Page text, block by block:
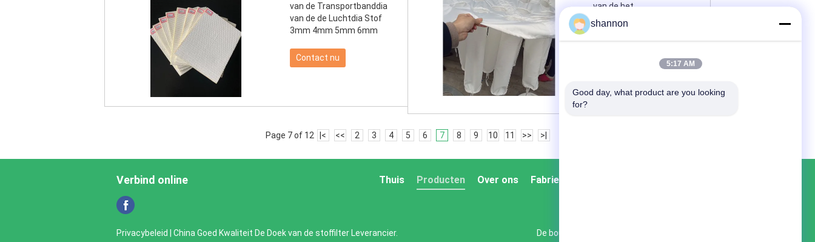
van de Transportbanddia
van de de Luchtdia Stof
3mm 4mm 5mm 6mm
Contact nu
van de het
Poedergranulator van
Poedernevel het Drogen
Page 7 of 12 |< << 2 3 4 5 6 7 8 9 10 11 >> >|
Verbind online Fabrieksreis
Over ons
Producten
Thuis
Privacybeleid
| China Goed Kwaliteit De Doek van de stoffilter Leverancier.
De bouw No.2, Zaal 709 hongjie tiancheng,
shannon
5:17 AM
Good day, what product are you looking
for?